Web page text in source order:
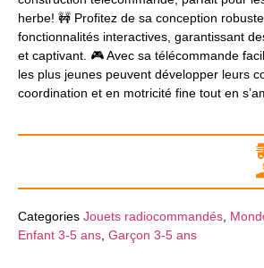
herbe! 🚧 Profitez de sa conception
fonctionnalités interactives, garantissant
et captivant. 🎮 Avec sa télécommande
les plus jeunes peuvent développer leurs
coordination et en motricité fine tout en
Categories Jouets radiocommandés
Enfant 3-5 ans Garçon 3-5 ans